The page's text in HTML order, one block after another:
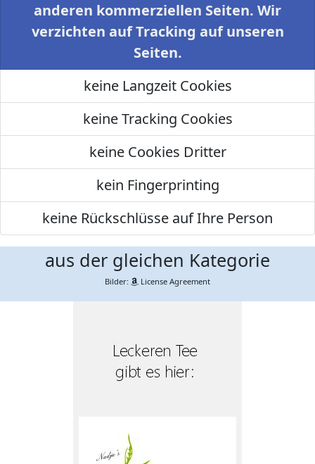
anderen kommerziellen Seiten. Wir
verzichten auf Tracking auf unseren
Seiten.
keine Langzeit Cookies
keine Tracking Cookies
keine Cookies Dritter
kein Fingerprinting
keine Rückschlüsse auf Ihre Person
aus der gleichen Kategorie
Bilder: License Agreement